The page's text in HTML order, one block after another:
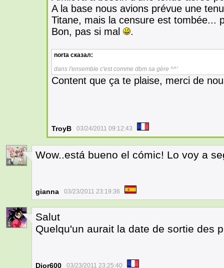
A la base nous avions prévue une
Titane, mais la censure est tombée...
Bon, pas si mal
.
norta сказал:
dans l'ensemble c'est comme dbm sa gère ^^'
Content que ça te plaise, merci de
TroyB 03/24/2011 09:12:43
4
Wow..está bueno el cómic! Lo voy a
gianna 03/23/2011 23:19:36
1
Salut
Quelqu'un aurait la date de sortie des
Djor600 03/23/2011 23:25:40